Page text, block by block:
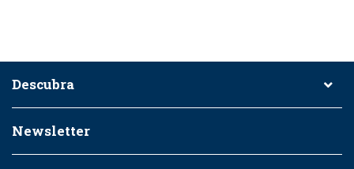
Descubra
Newsletter